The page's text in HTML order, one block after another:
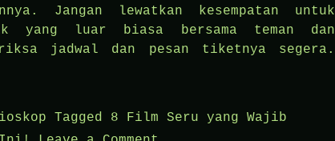
Jangan lewatkan kesempatan untuk
yang luar biasa bersama teman dan
jadwal dan pesan tiketnya segera.
Tagged 8 Film Seru yang Wajib